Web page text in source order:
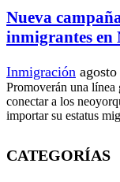
Nueva
inmigrantes en
Inmigración
Promoverán una
conectar a los
importar su estatus
CATEGORÍAS